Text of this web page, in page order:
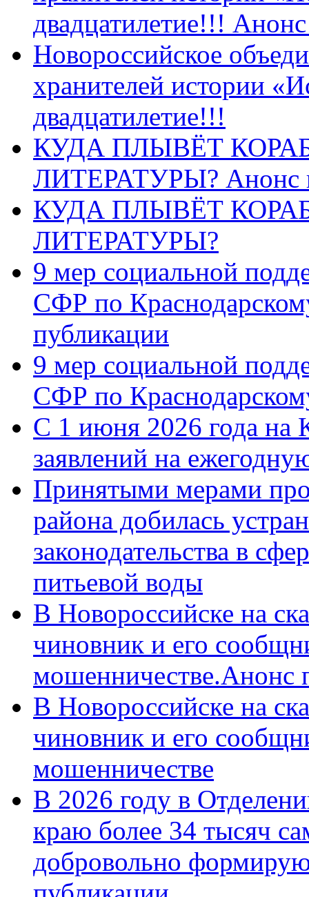
двадцатилетие!!!
Новороссийское
хранителей истории
двадцатилетие!!!
КУДА ПЛЫВЁТ
ЛИТЕРАТУРЫ? Анонс
КУДА ПЛЫВЁТ
ЛИТЕРАТУРЫ?
9 мер социальной
СФР по
публикации
9 мер социальной
СФР по
С 1 июня 2026 года на
заявлений на
Принятыми мерами
района добилась
законодательства в
питьевой воды
В Новороссийске на
чиновник и его
мошенничестве.Анонс
В Новороссийске на
чиновник и его
мошенничестве
В 2026 году в
краю более 34 тысяч
добровольно